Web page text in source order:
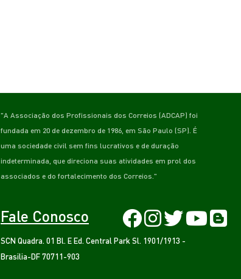
"A Associação dos Profissionais dos Correios (ADCAP) foi
fundada em 20 de dezembro de 1986, em São Paulo (SP). É
uma sociedade civil sem fins lucrativos e de duração
indeterminada, que direciona suas atividades em prol dos
associados e do fortalecimento dos Correios."
Fale Conosco
SCN Quadra. 01 Bl. E Ed. Central Park Sl. 1901/1913 -
Brasilia-DF 70711-903